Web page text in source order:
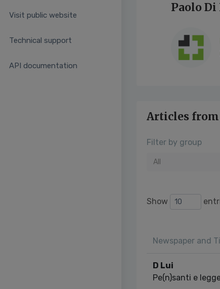
Visit public website
Technical support
API documentation
Paolo Di
Articles
Filter by group
All
Show
Newspaper and
D Lui
Pe(n)santi e